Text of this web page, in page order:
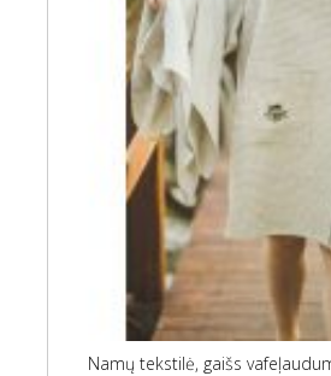
Namų tekstilė, gaišs